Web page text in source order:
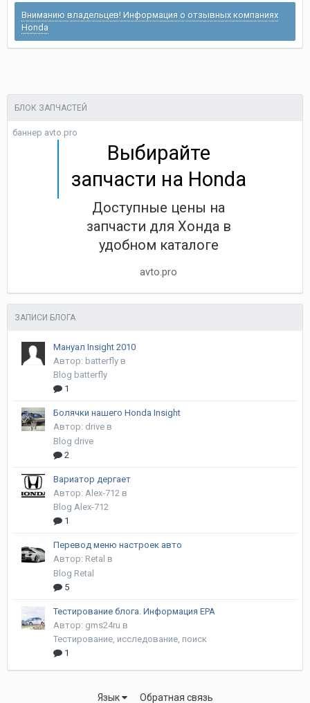
Вниманию владельцев! Информация о отзывных компаниях
Honda
БЛОК ЗАПЧАСТЕЙ
баннер avto.pro
Выбирайте
запчасти на Honda
Доступные цены на
запчасти для Хонда в
удобном каталоге
avto.pro
ЗАПИСИ БЛОГА
Мануал Insight 2010
Автор: batterfly в
Blog batterfly
1
Болячки нашего Honda Insight
Автор: drive в
Blog drive
2
Вариатор дергает
Автор: Alex-712 в
Blog Alex-712
1
Перевод меню настроек авто
Автор: Retal в
Blog Retal
5
Тестирование блога. Информация EPA
Автор: gms24ru в
Тестирование, исследование, поиск
1
Язык Обратная связь